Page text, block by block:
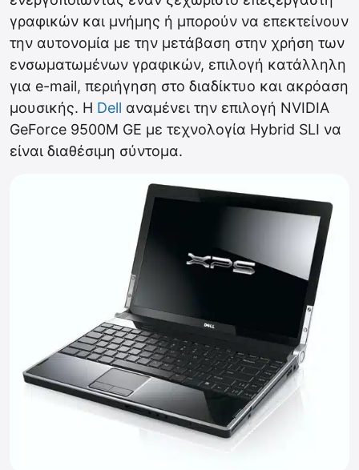
γραφικών και μνήμης ή μπορούν να επεκτείνουν
την αυτονομία με την μετάβαση στην χρήση των
ενσωματωμένων γραφικών, επιλογή κατάλληλη
για e-mail, περιήγηση στο διαδίκτυο και ακρόαση
μουσικής. Η Dell αναμένει την επιλογή NVIDIA
GeForce 9500M GE με τεχνολογία Hybrid SLI να
είναι διαθέσιμη σύντομα.